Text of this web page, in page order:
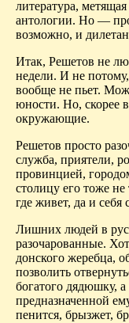
литература,
антологии. Но —
возможно, и
Итак, Решетов не
недели. И не
вообще не пьет.
юности. Но, скорее
окружающие.
Решетов просто
служба, приятели,
провинцией,
столицу его тоже
где живет, да и себя
Лишних людей в
разочарованные.
донского жеребца,
позволить
богатого дядюшку,
предназначенной
пенится, брызжет,